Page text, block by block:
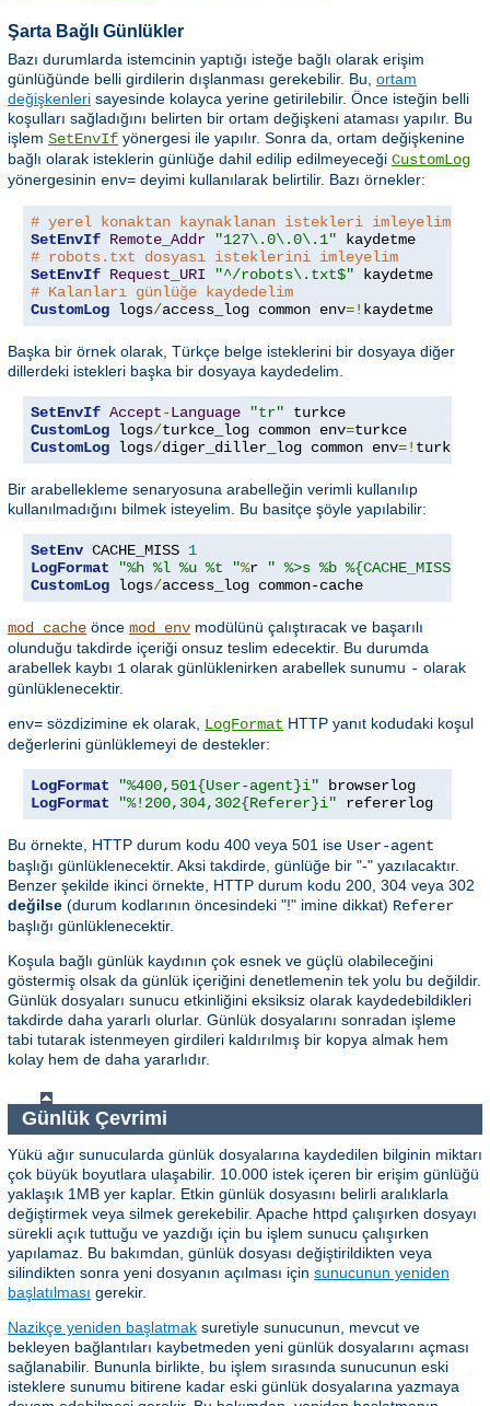
Şarta Bağlı Günlükler
Bazı durumlarda istemcinin yaptığı isteğe bağlı olarak erişim
günlüğünde belli girdilerin dışlanması gerekebilir. Bu, ortam
değişkenleri sayesinde kolayca yerine getirilebilir. Önce isteğin belli
koşulları sağladığını belirten bir ortam değişkeni ataması yapılır. Bu
işlem SetEnvIf yönergesi ile yapılır. Sonra da, ortam değişkenine
bağlı olarak isteklerin günlüğe dahil edilip edilmeyeceği CustomLog
yönergesinin env= deyimi kullanılarak belirtilir. Bazı örnekler:
# yerel konaktan kaynaklanan istekleri imleyelim
SetEnvIf Remote_Addr "127\.0\.0\.1"
# robots.txt dosyası isteklerini imleyelim
SetEnvIf Request_URI "^/robots\.txt$"
# Kalanları günlüğe kaydedelim
CustomLog logs/access_log common env=! kaydetme
Başka bir örnek olarak, Türkçe belge isteklerini bir dosyaya diğer
dillerdeki istekleri başka bir dosyaya kaydedelim.
SetEnvIf Accept-Language "tr"
CustomLog logs/turkce_log common env=
CustomLog logs/diger_diller_log common env=! turkce
Bir arabellekleme senaryosuna arabelleğin verimli kullanılıp
kullanılmadığını bilmek isteyelim. Bu basitçe şöyle yapılabilir:
SetEnv CACHE_MISS 1
LogFormat
"%h %l %u %t "%r
" %>s %b %{CACHE_MISS}e"
CustomLog logs/access_log common-cache
mod_cache önce mod_env modülünü çalıştıracak ve başarılı
olunduğu takdirde içeriği onsuz teslim edecektir. Bu durumda
arabellek kaybı 1 olarak günlüklenirken arabellek sunumu - olarak
günlüklenecektir.
env= sözdizimine ek olarak, LogFormat HTTP yanıt kodudaki koşul
değerlerini günlüklemeyi de destekler:
LogFormat "%400,501{User-agent}i"
LogFormat
"%!200,304,302{Referer}i" refererlog
Bu örnekte, HTTP durum kodu 400 veya 501 ise User-agent
başlığı günlüklenecektir. Aksi takdirde, günlüğe bir "-" yazılacaktır.
Benzer şekilde ikinci örnekte, HTTP durum kodu 200, 304 veya 302
değilse (durum kodlarının öncesindeki "!" imine dikkat) Referer
başlığı günlüklenecektir.
Koşula bağlı günlük kaydının çok esnek ve güçlü olabileceğini
göstermiş olsak da günlük içeriğini denetlemenin tek yolu bu değildir.
Günlük dosyaları sunucu etkinliğini eksiksiz olarak kaydedebildikleri
takdirde daha yararlı olurlar. Günlük dosyalarını sonradan işleme
tabi tutarak istenmeyen girdileri kaldırılmış bir kopya almak hem
kolay hem de daha yararlıdır.
Günlük Çevrimi
Yükü ağır sunucularda günlük dosyalarına kaydedilen bilginin miktarı
çok büyük boyutlara ulaşabilir. 10.000 istek içeren bir erişim günlüğü
yaklaşık 1MB yer kaplar. Etkin günlük dosyasını belirli aralıklarla
değiştirmek veya silmek gerekebilir. Apache httpd çalışırken dosyayı
sürekli açık tuttuğu ve yazdığı için bu işlem sunucu çalışırken
yapılamaz. Bu bakımdan, günlük dosyası değiştirildikten veya
silindikten sonra yeni dosyanın açılması için sunucunun yeniden
başlatılması gerekir.
Nazikçe yeniden başlatmak suretiyle sunucunun, mevcut ve
bekleyen bağlantıları kaybetmeden yeni günlük dosyalarını açması
sağlanabilir. Bununla birlikte, bu işlem sırasında sunucunun eski
isteklere sunumu bitirene kadar eski günlük dosyalarına yazmaya